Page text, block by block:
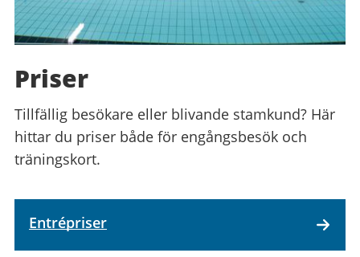
Priser
Tillfällig besökare eller blivande stamkund? Här
hittar du priser både för engångsbesök och
träningskort.
Entrépriser